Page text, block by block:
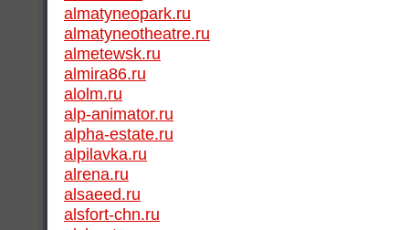
almatyneopark.ru
almatyneotheatre.ru
almetewsk.ru
almira86.ru
alolm.ru
alp-animator.ru
alpha-estate.ru
alpilavka.ru
alrena.ru
alsaeed.ru
alsfort-chn.ru